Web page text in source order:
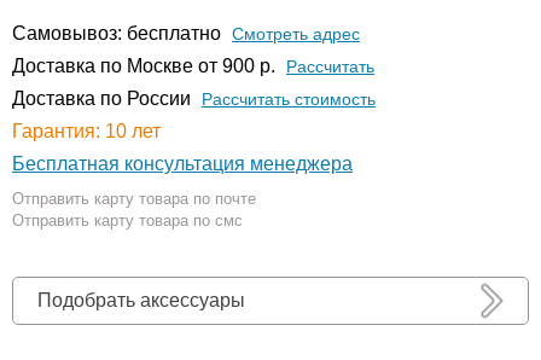
Самовывоз: бесплатно Смотреть адрес
Доставка по Москве от 900 р. Расcчитать
Доставка по России Рассчитать стоимость
Гарантия: 10 лет
Бесплатная консультация менеджера
Отправить карту товара по почте
Отправить карту товара по смс
Подобрать аксессуары